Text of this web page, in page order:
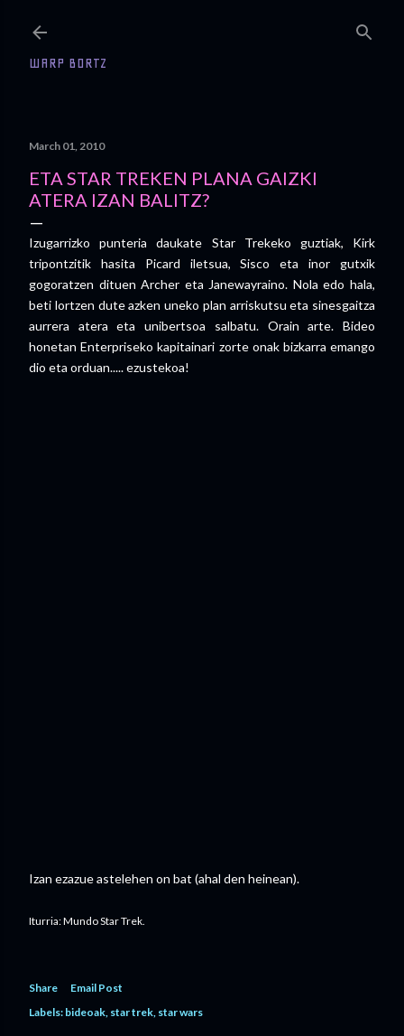
WARP BORTZ
March 01, 2010
ETA STAR TREKEN PLANA GAIZKI
ATERA IZAN BALITZ?
Izugarrizko punteria daukate Star Trekeko guztiak, Kirk
tripontzitik hasita Picard iletsua, Sisco eta inor gutxik
gogoratzen dituen Archer eta Janewayraino. Nola edo hala,
beti lortzen dute azken uneko plan arriskutsu eta sinesgaitza
aurrera atera eta unibertsoa salbatu. Orain arte. Bideo
honetan Enterpriseko kapitainari zorte onak bizkarra emango
dio eta orduan..... ezustekoa!
Izan ezazue astelehen on bat (ahal den heinean).
Iturria: Mundo Star Trek.
Share
Email Post
Labels: bideoak star trek star wars